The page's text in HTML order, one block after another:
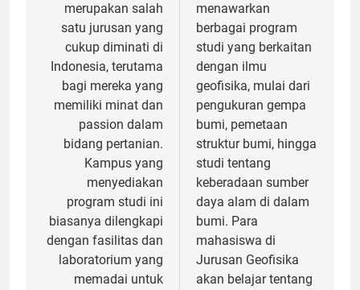
merupakan salah
satu jurusan yang
cukup diminati di
Indonesia, terutama
bagi mereka yang
memiliki minat dan
passion dalam
bidang pertanian.
Kampus yang
menyediakan
program studi ini
biasanya dilengkapi
dengan fasilitas dan
laboratorium yang
memadai untuk
menawarkan
berbagai program
studi yang berkaitan
dengan ilmu
geofisika, mulai dari
pengukuran gempa
bumi, pemetaan
struktur bumi, hingga
studi tentang
keberadaan sumber
daya alam di dalam
bumi. Para
mahasiswa di
Jurusan Geofisika
akan belajar tentang